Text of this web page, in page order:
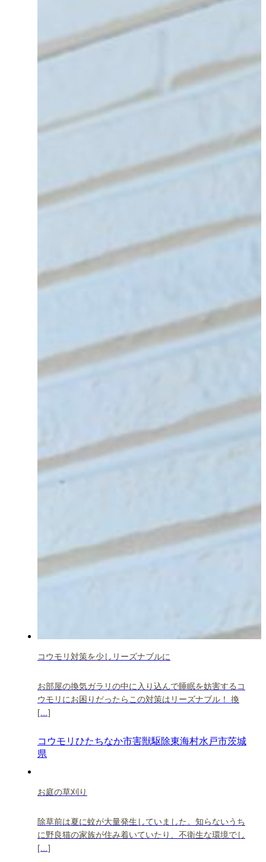
コウモリ対策を少しリーズナブルに
お部屋の換気ガラリの中に入り込んで睡眠を妨害するコ
ウモリにお困りだったらこの対策はリーズナブル！ 換
[…]
コウモリ ひたちなか市害獣駆除東海村水戸市茨城
県
お庭の草刈り
除草前は夏に蚊が大量発生していました。知らないうち
に野良猫の家族が住み着いていたり、不衛生な環境でし
[…]